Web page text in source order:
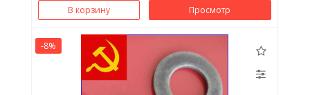
В корзину Просмотр
-8%